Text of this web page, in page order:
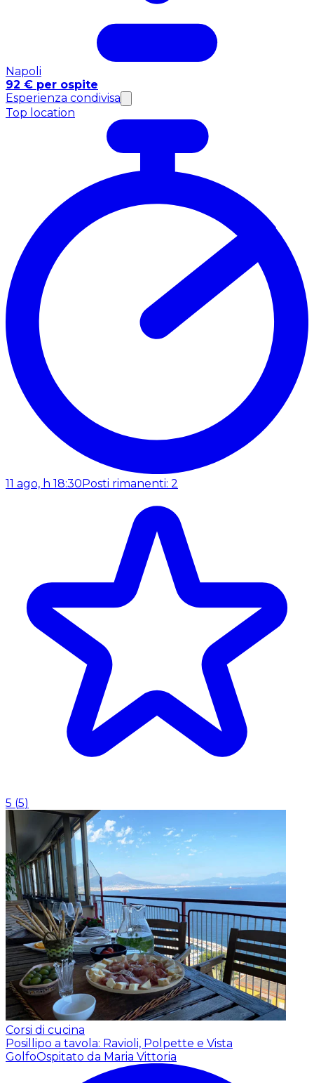
Napoli
92 € per ospite
Esperienza condivisa
Top location
11 ago, h 18:30Posti rimanenti: 2
5 (5)
Corsi di cucina
Posillipo a tavola: Ravioli, Polpette e Vista
GolfoOspitato da Maria Vittoria